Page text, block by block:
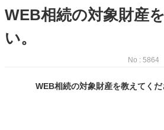
WEB相続の対象財産
い。
No : 5864
WEB相続の対象財産を教えてくだ